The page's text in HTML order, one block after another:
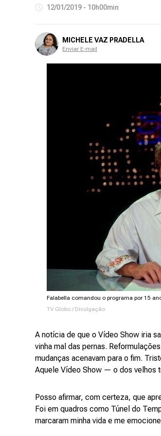
12/01/2019 - 10h00min
MICHELE VAZ PRADELLA
Enviar E-mail
Falabella comandou o programa por 15
TV Globo / Divulgação
A notícia de que o Vídeo Show iria
vinha mal das pernas.
mudanças acenavam para o fim.
Aquele Vídeo Show — o dos velhos
Posso afirmar, com certeza, que
Foi em quadros como Túnel do
marcaram minha vida e me